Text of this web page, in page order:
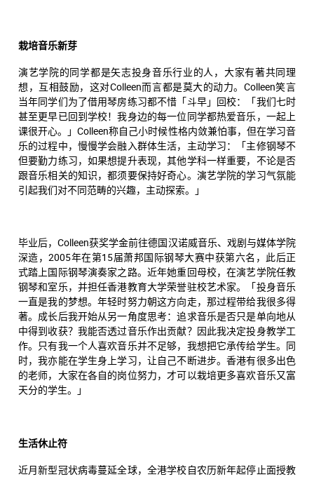
栽培音乐新芽
演艺学院的同学都是矢志投身音乐行业的人，大家有著共同理
想，互相鼓励，这对Colleen而言都是莫大的动力。Colleen笑言
当年同学们为了借用琴房练习都不惜「斗早」回校：「我们七时
甚至更早已回到学校！我身边的每一位同学都热爱音乐，一起上
课很开心。」Colleen称自己小时候性格内敛兼怕事，但在学习音
乐的过程中，慢慢学会融入群体生活，主动学习：「主修钢琴不
但要勤力练习，如果想提升表现，其他学科一样重要，不论是否
跟音乐相关的知识，都须要保持好奇心。演艺学院的学习气氛能
引起我们对不同范畴的兴趣，主动探索。」
毕业后，Colleen获奖学金前往德国汉诺威音乐、戏剧与媒体学院
深造，2005年在第15届萧邦国际钢琴大赛中获第六名，此后正
式踏上国际钢琴演奏家之路。近年她重回母校，在演艺学院任教
钢琴和室乐，并担任香港教育大学荣誉驻校艺术家。「投身音乐
一直是我的梦想。年轻时努力朝这方向走，那过程带给我很多得
著。成长后我开始从另一角度思考：追求音乐是否只是单向地从
中得到收获？我能否透过音乐作出贡献？因此我决定投身教学工
作。只有我一个人喜欢音乐并不足够，我想把它承传给学生。同
时，我亦能在学生身上学习，让自己不断进步。香港有很多出色
的老师，大家在各自的岗位努力，才可以栽培更多喜欢音乐又富
天分的学生。」
生活休止符
近月新型冠状病毒蔓延全球，全港学校自农历新年起停止面授教